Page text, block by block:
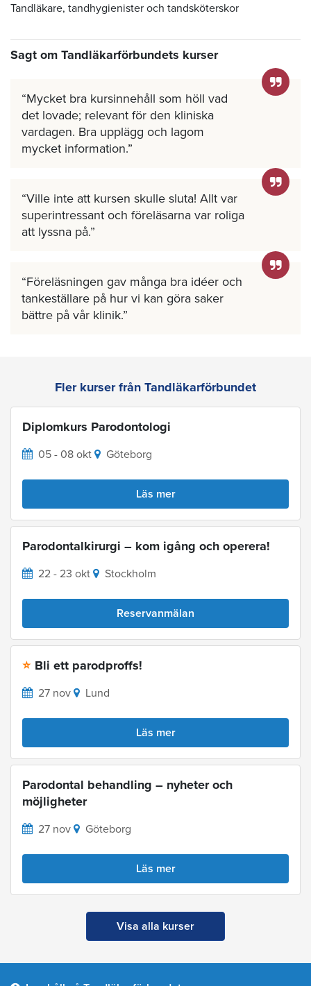
Tandläkare, tandhygienister och tandsköterskor
Sagt om Tandläkarförbundets kurser
Mycket bra kursinnehåll som höll vad
det lovade; relevant för den kliniska
vardagen. Bra upplägg och lagom
mycket information.
Ville inte att kursen skulle sluta! Allt var
superintressant och föreläsarna var roliga
att lyssna på.
Föreläsningen gav många bra idéer och
tankeställare på hur vi kan göra saker
bättre på vår klinik.
Fler kurser från Tandläkarförbundet
Diplomkurs Parodontologi
05 - 08 okt Göteborg
Läs mer
Parodontalkirurgi – kom igång och operera!
22 - 23 okt Stockholm
Reservanmälan
⭐ Bli ett parodproffs!
27 nov Lund
Läs mer
Parodontal behandling – nyheter och
möjligheter
27 nov Göteborg
Läs mer
Visa alla kurser